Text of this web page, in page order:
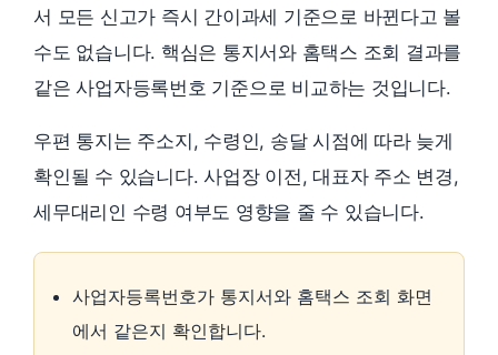
서 모든 신고가 즉시 간이과세 기준으로 바뀐다고 볼
수도 없습니다. 핵심은 통지서와 홈택스 조회 결과를
같은 사업자등록번호 기준으로 비교하는 것입니다.
우편 통지는 주소지, 수령인, 송달 시점에 따라 늦게
확인될 수 있습니다. 사업장 이전, 대표자 주소 변경,
세무대리인 수령 여부도 영향을 줄 수 있습니다.
사업자등록번호가 통지서와 홈택스 조회 화면
에서 같은지 확인합니다.